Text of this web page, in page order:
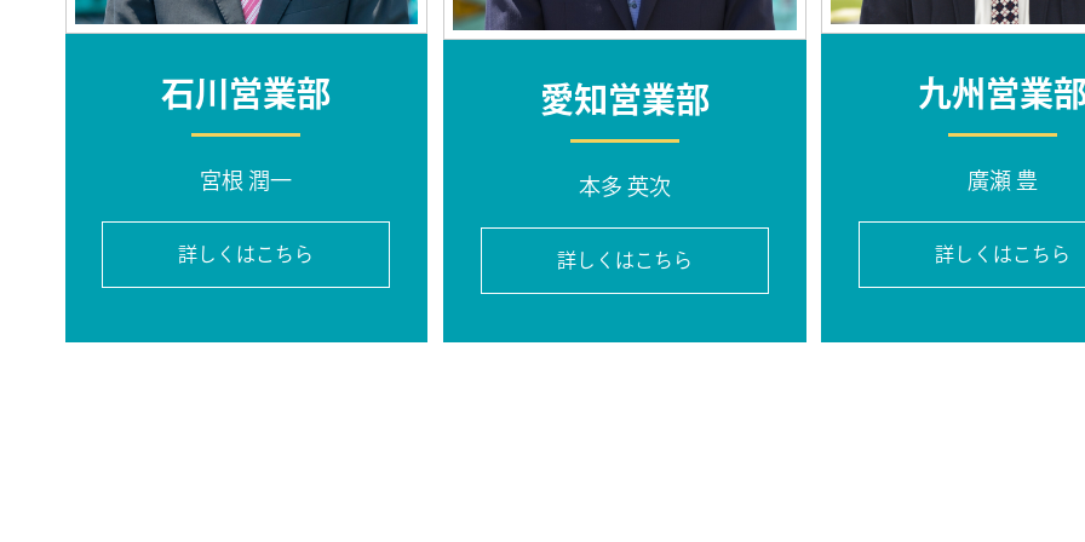
石川営業部
宮根 潤一
詳しくはこちら
愛知営業部
本多 英次
詳しくはこちら
九州営業
廣瀬 豊
詳しくはこちら